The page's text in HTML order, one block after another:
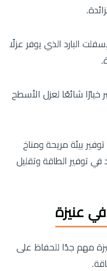
البارد الذي يوفر عزلًا
خيارًا شائعًا لعزل الأسطح
بيئة مريحة ومناخ
في توفير الطاقة وتقليل
عنيزة
مهم جدًا للحفاظ على